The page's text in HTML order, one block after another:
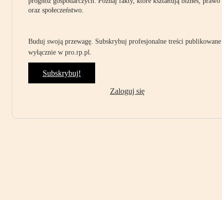
oraz społeczeństwo.
Buduj swoją przewagę. Subskrybuj profesjonalne treści publikowane
wyłącznie w pro.rp.pl.
Subskrybuj!
Zaloguj się